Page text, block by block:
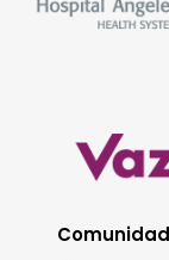
Comunidad